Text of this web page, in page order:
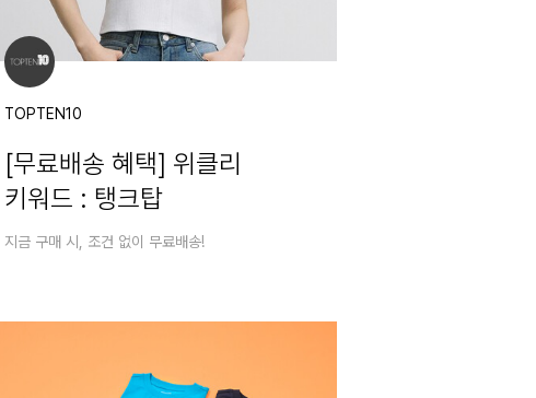
TOPTEN10
[무료배송 혜택] 위클리
키워드 : 탱크탑
지금 구매 시, 조건 없이 무료배송!